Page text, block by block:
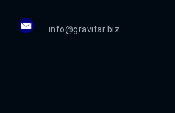
info@gravitar.biz